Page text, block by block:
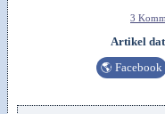
3
Artikel
🌎 Facebook